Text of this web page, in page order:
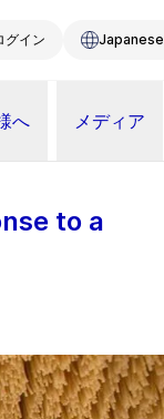
グイン Japanese
へ メディア
to a